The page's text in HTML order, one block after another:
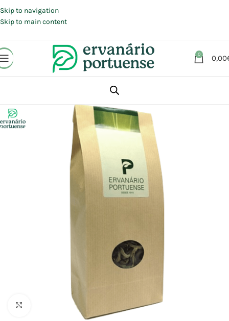
Skip to navigation
Skip to main content
0 0,00
Click to enlarge